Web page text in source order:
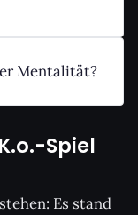
Mentalität?
Spiel
Es stand